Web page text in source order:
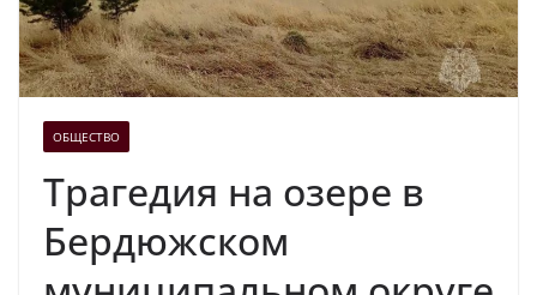
ОБЩЕСТВО
Трагедия на озере в
Бердюжском